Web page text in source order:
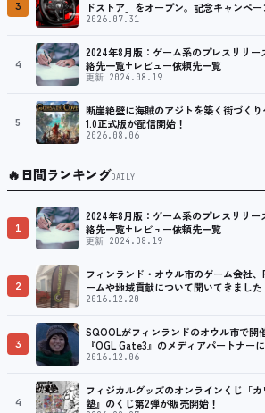
3
ドストア」をオープン。記念キャンペ
ング／フライトシム向けコントローラー
2026.07.31
4
2024年8月版：ゲーム系のプレスリリ
絡先一覧+レビュー依頼先一覧
更新 2024.08.19
5
断崖絶壁に海賊のアジトを築く街づく
1.0正式版が配信開始！
2026.08.06
🔥日間ランキングDAILY
1
2024年8月版：ゲーム系のプレスリリ
絡先一覧+レビュー依頼先一覧
更新 2024.08.19
2
フィンランド・オウル市のゲーム会社
ームや地域貢献について聞いてきました
2016.12.20
3
SQOOLがフィンランドのオウル市で開
『OGL Gate3』のメディアパートナーに
2016.12.06
4
フィジカルグッズのオンラインくじ「
塾』のくじ第2弾が販売開始！